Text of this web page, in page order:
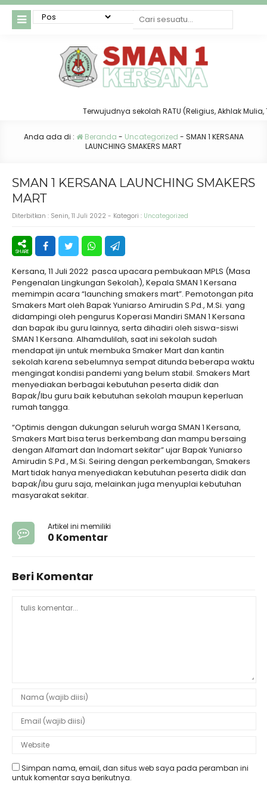
Terwujudnya sekolah RATU (Religius, Akhlak Mulia,
Anda ada di : Beranda - Uncategorized - SMAN 1 KERSANA
LAUNCHING SMAKERS MART
SMAN 1 KERSANA LAUNCHING SMAKERS
MART
Diterbitkan : Senin, 11 Juli 2022 - Kategori : Uncategorized
Kersana, 11 Juli 2022 pasca upacara pembukaan MPLS (Masa
Pengenalan Lingkungan Sekolah), Kepala SMAN 1 Kersana
memimpin acara “launching smakers mart”. Pemotongan pita
Smakers Mart oleh Bapak Yuniarso Amirudin S.Pd., M.Si. yang
didampingi oleh pengurus Koperasi Mandiri SMAN 1 Kersana
dan bapak ibu guru lainnya, serta dihadiri oleh siswa-siswi
SMAN 1 Kersana. Alhamdulilah, saat ini sekolah sudah
mendapat ijin untuk membuka Smaker Mart dan kantin
sekolah karena sebelumnya sempat ditunda beberapa waktu
mengingat kondisi pandemi yang belum stabil. Smakers Mart
menyediakan berbagai kebutuhan peserta didik dan
Bapak/Ibu guru baik kebutuhan sekolah maupun keperluan
rumah tangga.
“Optimis dengan dukungan seluruh warga SMAN 1 Kersana,
Smakers Mart bisa terus berkembang dan mampu bersaing
dengan Alfamart dan Indomart sekitar” ujar Bapak Yuniarso
Amirudin S.Pd., M.Si. Seiring dengan perkembangan, Smakers
Mart tidak hanya menyediakan kebutuhan peserta didik dan
bapak/ibu guru saja, melainkan juga menyuplai kebutuhan
masyarakat sekitar.
Artikel ini memiliki
0 Komentar
Beri Komentar
Simpan nama, email, dan situs web saya pada peramban ini
untuk komentar saya berikutnya.